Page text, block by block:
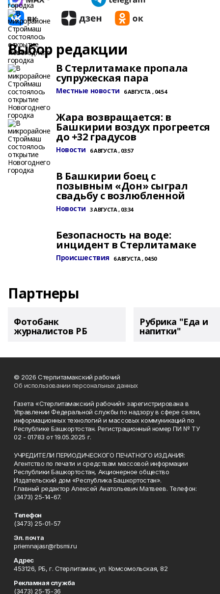
Выбор редакции
В Стерлитамаке пропала
супружеская пара
Местные новости 6 АВГУСТА , 04:54
Жара возвращается: в
Башкирии воздух прогреется
до +32 градусов
Новости 6 АВГУСТА , 03:57
В Башкирии боец с
позывным «Дон» сыграл
свадьбу с возлюбленной
Новости 3 АВГУСТА , 03:34
Безопасность на воде:
инцидент в Стерлитамаке
Происшествия 6 АВГУСТА , 04:50
Партнеры
Фотобанк
журналистов РБ
Рубрика "Еда и
напитки"
© 2026 Стерлитамакский рабочий
Об использовании персональных данных
Газета «Стерлитамакский рабочий» зарегистрирована в
Управлении Федеральной службы по надзору в сфере связи,
информационных технологий и массовых коммуникаций по
Республике Башкортостан. Регистрационный номер ПИ № ТУ
02 - 01783 от 19.05.2025 г.
УЧРЕДИТЕЛИ ПЕРИОДИЧЕСКОГО ПЕЧАТНОГО ИЗДАНИЯ:
Агентство по печати и средствам массовой информации
Республики Башкортостан, Акционерное общество
Издательский дом «Республика Башкортостан».
Главный редактор Алексей Анатольевич Матвеев. Телефон:
(3473) 25-14-67.
Телефон
(3473) 25-01-57
Эл. почта
priemnajasr@rbsmi.ru
Адрес
453126, РБ, г. Стерлитамак, ул. Комсомольская, 82
Рекламная служба
(3473) 25-15-36